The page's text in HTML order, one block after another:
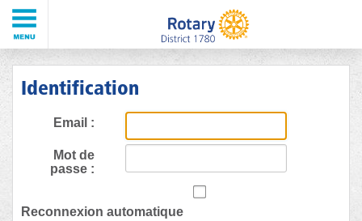
Identification
Email :
Mot de
passe :
Reconnexion automatique